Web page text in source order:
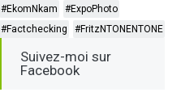
#EkomNkam
#ExpoPhoto
#Factchecking
#FritzNTONENTONE
Suivez-moi sur
Facebook